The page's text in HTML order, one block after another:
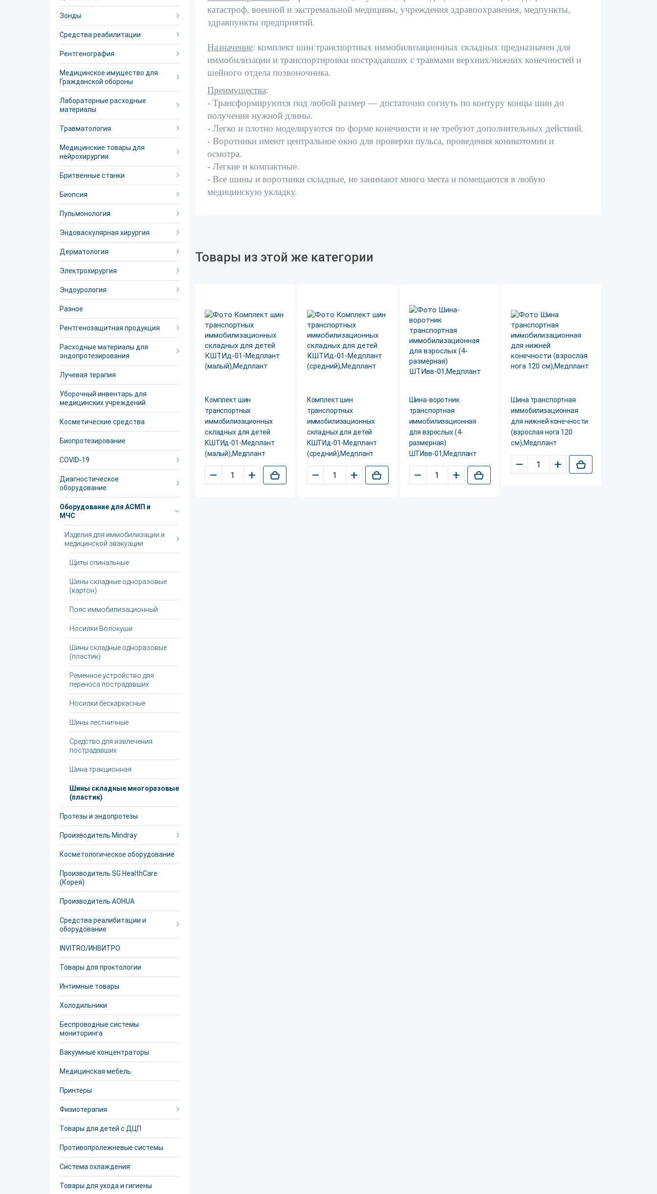
Зонды
Средства реабилитации
Рентгенография
Медицинское имущество для
Гражданской обороны
Лабораторные расходные
материалы
Травматология
Медицинские товары для
нейрохирургии
Бритвенные станки
Биопсия
Пульмонология
Эндоваскулярная хирургия
Дерматология
Электрохирургия
Эндоурология
Разное
Рентгенозащитная продукция
Расходные материалы для
эндопротезирования
Лучевая терапия
Уборочный инвентарь для
медицинских учреждений
Косметические средства
Биопротезирование
COVID-19
Диагностическое
оборудование
Оборудование для АСМП и
МЧС
Изделия для иммобилизации и
медицинской эвакуации
Щиты спинальные
Шины складные одноразовые
(картон)
Пояс иммобилизационный
Носилки Волокуши
Шины складные одноразовые
(пластик)
Ременное устройство для
переноса пострадавших
Носилки бескаркасные
Шины лестничные
Средство для извлечения
пострадавших
Шина тракционная
Шины складные многоразовые
(пластик)
Протезы и эндопротезы
Производитель Mindray
Косметологическое оборудование
Производитель SG HealthCare
(Корея)
Производитель AOHUA
Средства реалибитации и
оборудование
INVITRO/ИНВИТРО
Товары для проктологии
Интимные товары
Холодильники
Беспроводные системы
мониторинга
Вакуумные концентраторы
Медицинская мебель
Принтеры
Физиотерапия
Товары для детей с ДЦП
Противопролежневые системы
Система охлаждения
Товары для ухода и гигиены
катастроф, военной и экстремальной медицины, учреждения здравоохранения, медпункты,
здравпункты предприятий.
Назначение: комплект шин транспортных иммобилизационных складных предназначен для
иммобилизации и транспортировки пострадавших с травмами верхних/нижних конечностей и
шейного отдела позвоночника.
Преимущества:
- Трансформируются под любой размер — достаточно согнуть по контуру концы шин до
получения нужной длины.
- Легко и плотно моделируются по форме конечности и не требуют дополнительных действий.
- Воротники имеют центральное окно для проверки пульса, проведения коникотомии и
осмотра.
- Легкие и компактные.
- Все шины и воротники складные, не занимают много места и помещаются в любую
медицинскую укладку.
Товары из этой же категории
Комплект шин
транспортных
иммобилизационных
складных для детей
КШТИд-01-Медплант
(малый),Медплант
– +
Комплект шин
транспортных
иммобилизационных
складных для детей
КШТИд-01-Медплант
(средний),Медплант
– +
Шина-воротник
транспортная
иммобилизационная
для взрослых (4-
размерная)
ШТИвв-01,Медплант
– +
Шина транспортная
иммобилизационная
для нижней конечности
(взрослая нога 120
см),Медплант
– +